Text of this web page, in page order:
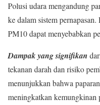
Polusi udara mengandung
ke dalam sistem
PM10 dapat menyebabkan
Dampak yang signifikan
tekanan darah dan risiko
menunjukkan bahwa
meningkatkan